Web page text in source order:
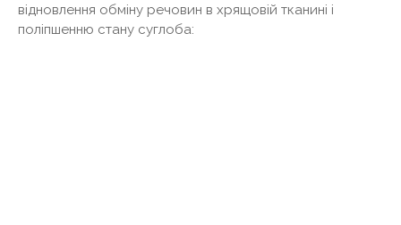
відновлення обміну речовин в хрящовій тканині і
поліпшенню стану суглоба: